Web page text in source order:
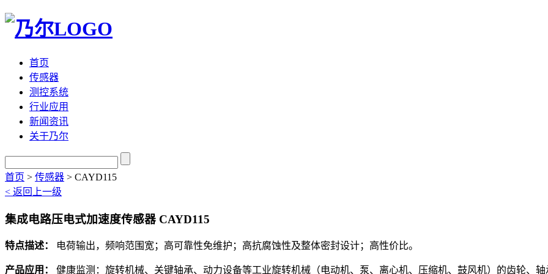
首页
传感器
测控系统
行业应用
新闻资讯
关于乃尔
首页 > 传感器 > CAYD115
< 返回上一级
集成电路压电式加速度传感器 CAYD115
特点描述： 电荷输出，频响范围宽；高可靠性免维护；高抗腐蚀性及整体密封设计；高性价比。
产品应用： 健康监测：旋转机械、关键轴承、动力设备等工业旋转机械（电动机、泵、离心机、压缩机、鼓风机）的齿轮、轴